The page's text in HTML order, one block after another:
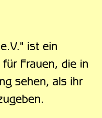
ist ein
Frauen, die in
sehen, als ihr